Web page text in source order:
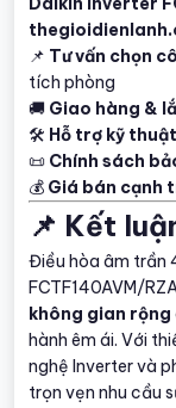
📌 Tư vấn chọn
tích phòng
🚚 Giao hàng &
🛠️ Hỗ trợ kỹ
📜 Chính sách
💰 Giá bán cạnh
📌 Kết
Điều hòa âm trần
FCTF140AVM/
không gian rộng
hành êm ái. Với
nghệ Inverter và
trọn vẹn nhu cầu